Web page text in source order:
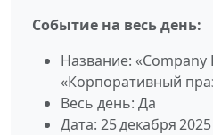
Событие на весь день:
Название:
«Корпоративный
Весь день: Да
Дата: 25 декабря 2025